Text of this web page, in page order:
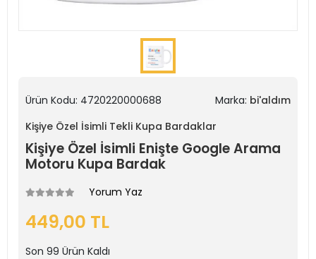
Ürün Kodu: 4720220000688 Marka: bi'aldım
Kişiye Özel İsimli Tekli Kupa Bardaklar
Kişiye Özel İsimli Enişte Google Arama
Motoru Kupa Bardak
Yorum Yaz
449,00 TL
Son 99 Ürün Kaldı